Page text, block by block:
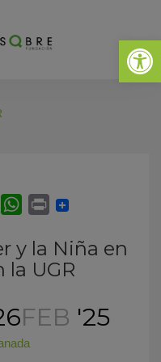
Abrir
y la Niña en
la UGR
FEB '25